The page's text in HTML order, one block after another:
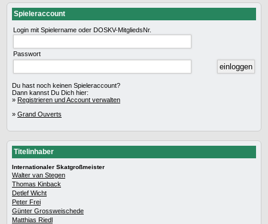
Spieleraccount
Login mit Spielername oder DOSKV-MitgliedsNr.
Passwort
Du hast noch keinen Spieleraccount?
Dann kannst Du Dich hier:
» Registrieren und Account verwalten
» Grand Ouverts
Titelinhaber
Internationaler Skatgroßmeister
Walter van Stegen
Thomas Kinback
Detlef Wicht
Peter Frei
Günter Grossweischede
Matthias Riedl